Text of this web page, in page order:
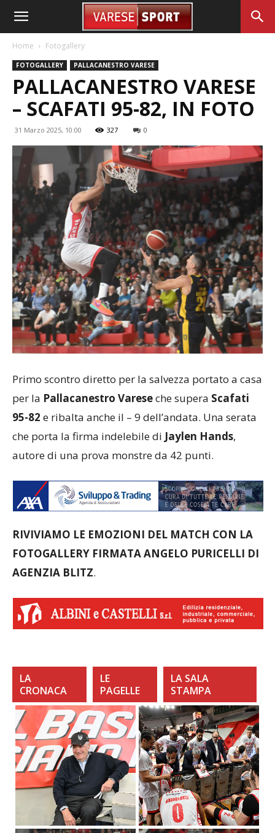
Home Fotogallery
FOTOGALLERY PALLACANESTRO VARESE
PALLACANESTRO VARESE
– SCAFATI 95-82, IN FOTO
31 Marzo 2025, 10:00 327 0
Primo scontro diretto per la salvezza portato a casa
per la Pallacanestro Vareseche supera Scafati
95-82 e ribalta anche il – 9 dell’andata. Una serata
che porta la firma indelebile di Jaylen Hands,
autore di una prova monstre da 42 punti.
RIVIVIAMO LE EMOZIONI DEL MATCH CON LA
FOTOGALLERY FIRMATA ANGELO PURICELLI DI
AGENZIA BLITZ.
LA
CRONACA
LE
PAGELLE
LA SALA
STAMPA